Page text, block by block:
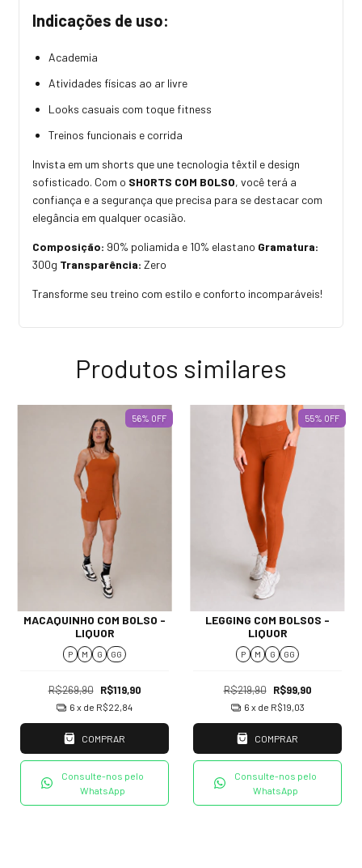
Indicações de uso:
Academia
Atividades físicas ao ar livre
Looks casuais com toque fitness
Treinos funcionais e corrida
Invista em um shorts que une tecnologia têxtil e design
sofisticado. Com o SHORTS COM BOLSO, você terá a
confiança e a segurança que precisa para se destacar com
elegância em qualquer ocasião.
Composição: 90% poliamida e 10% elastano Gramatura:
300g Transparência: Zero
Transforme seu treino com estilo e conforto incomparáveis!
Produtos similares
56% OFF
MACAQUINHO COM BOLSO -
LIQUOR
P M G GG
R$269,90 R$119,90
6 x de R$22,84
COMPRAR
Consulte-nos pelo
WhatsApp
55% OFF
LEGGING COM BOLSOS -
LIQUOR
P M G GG
R$219,90 R$99,90
6 x de R$19,03
COMPRAR
Consulte-nos pelo
WhatsApp